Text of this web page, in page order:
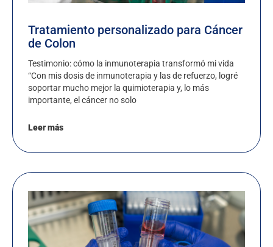
Tratamiento personalizado para Cáncer
de Colon
Testimonio: cómo la inmunoterapia transformó mi vida
“Con mis dosis de inmunoterapia y las de refuerzo, logré
soportar mucho mejor la quimioterapia y, lo más
importante, el cáncer no solo
Leer más